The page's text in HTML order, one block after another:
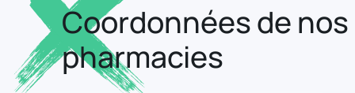
Coordonnées de nos
pharmacies